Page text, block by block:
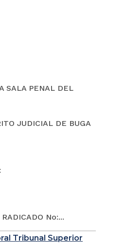
SALA PENAL DEL
JUDICIAL DE BUGA
No:...
Tribunal Superior